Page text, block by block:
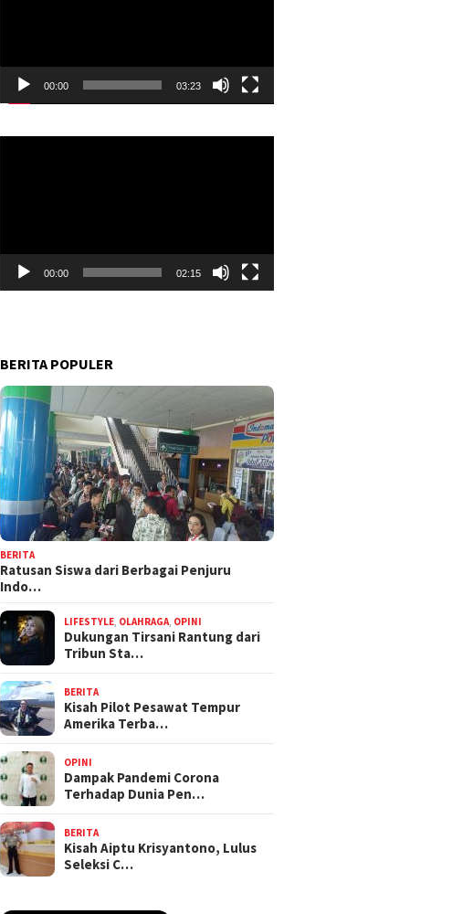
00:00 03:23
00:00 02:15
BERITA POPULER
BERITA
Ratusan Siswa dari Berbagai Penjuru
Indo…
LIFESTYLE OLAHRAGA OPINI
Dukungan Tirsani Rantung dari
Tribun Sta…
BERITA
Kisah Pilot Pesawat Tempur
Amerika Terba…
OPINI
Dampak Pandemi Corona
Terhadap Dunia Pen…
BERITA
Kisah Aiptu Krisyantono, Lulus
Seleksi C…